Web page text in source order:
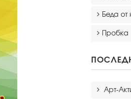
Беда
Пробка
Арт-